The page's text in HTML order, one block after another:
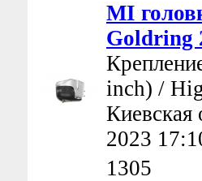
MI
Goldring
inch) /
Киевская
2023
1305